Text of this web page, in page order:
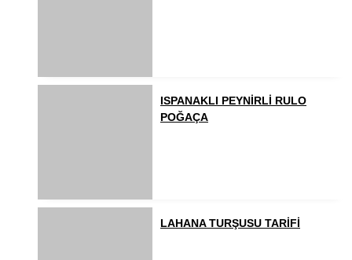
ISPANAKLI PEYNİRLİ RULO
POĞAÇA
LAHANA TURŞUSU TARİFİ